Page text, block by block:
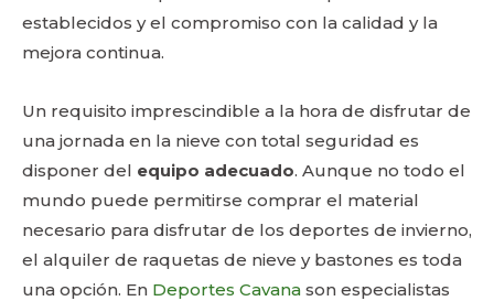
establecidos y el compromiso con la calidad y la
mejora continua.
Un requisito imprescindible a la hora de disfrutar de
una jornada en la nieve con total seguridad es
disponer del equipo adecuado. Aunque no todo el
mundo puede permitirse comprar el material
necesario para disfrutar de los deportes de invierno,
el alquiler de raquetas de nieve y bastones es toda
una opción. En Deportes Cavana son especialistas